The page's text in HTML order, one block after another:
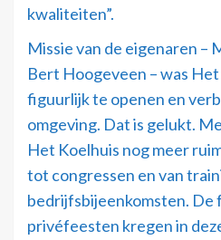
kwaliteiten”.
Missie van de eigenaren –
Bert Hoogeveen – was
figuurlijk te openen en
omgeving. Dat is gelukt.
Het Koelhuis nog meer
tot congressen en van
bedrijfsbijeenkomsten.
privéfeesten kregen in